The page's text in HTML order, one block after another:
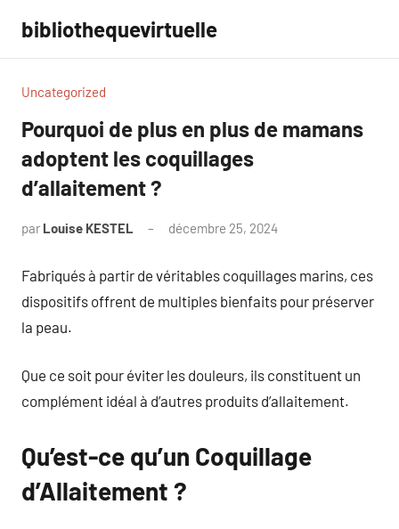
contenu
bibliothequevirtuelle
Uncategorized
Pourquoi de plus en plus de mamans
adoptent les coquillages
d’allaitement ?
par Louise KESTEL décembre 25, 2024
Fabriqués à partir de véritables coquillages marins, ces
dispositifs offrent de multiples bienfaits pour préserver
la peau.
Que ce soit pour éviter les douleurs, ils constituent un
complément idéal à d’autres produits d’allaitement.
Qu’est-ce qu’un Coquillage
d’Allaitement ?